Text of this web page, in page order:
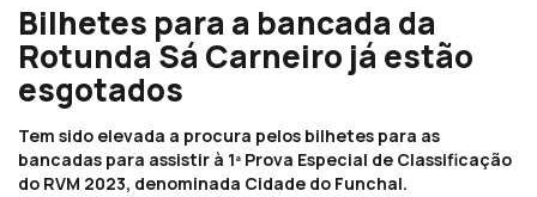
Bilhetes para a bancada da
Rotunda Sá Carneiro já estão
esgotados
Tem sido elevada a procura pelos bilhetes para as
bancadas para assistir à 1ª Prova Especial de Classificação
do RVM 2023, denominada Cidade do Funchal.